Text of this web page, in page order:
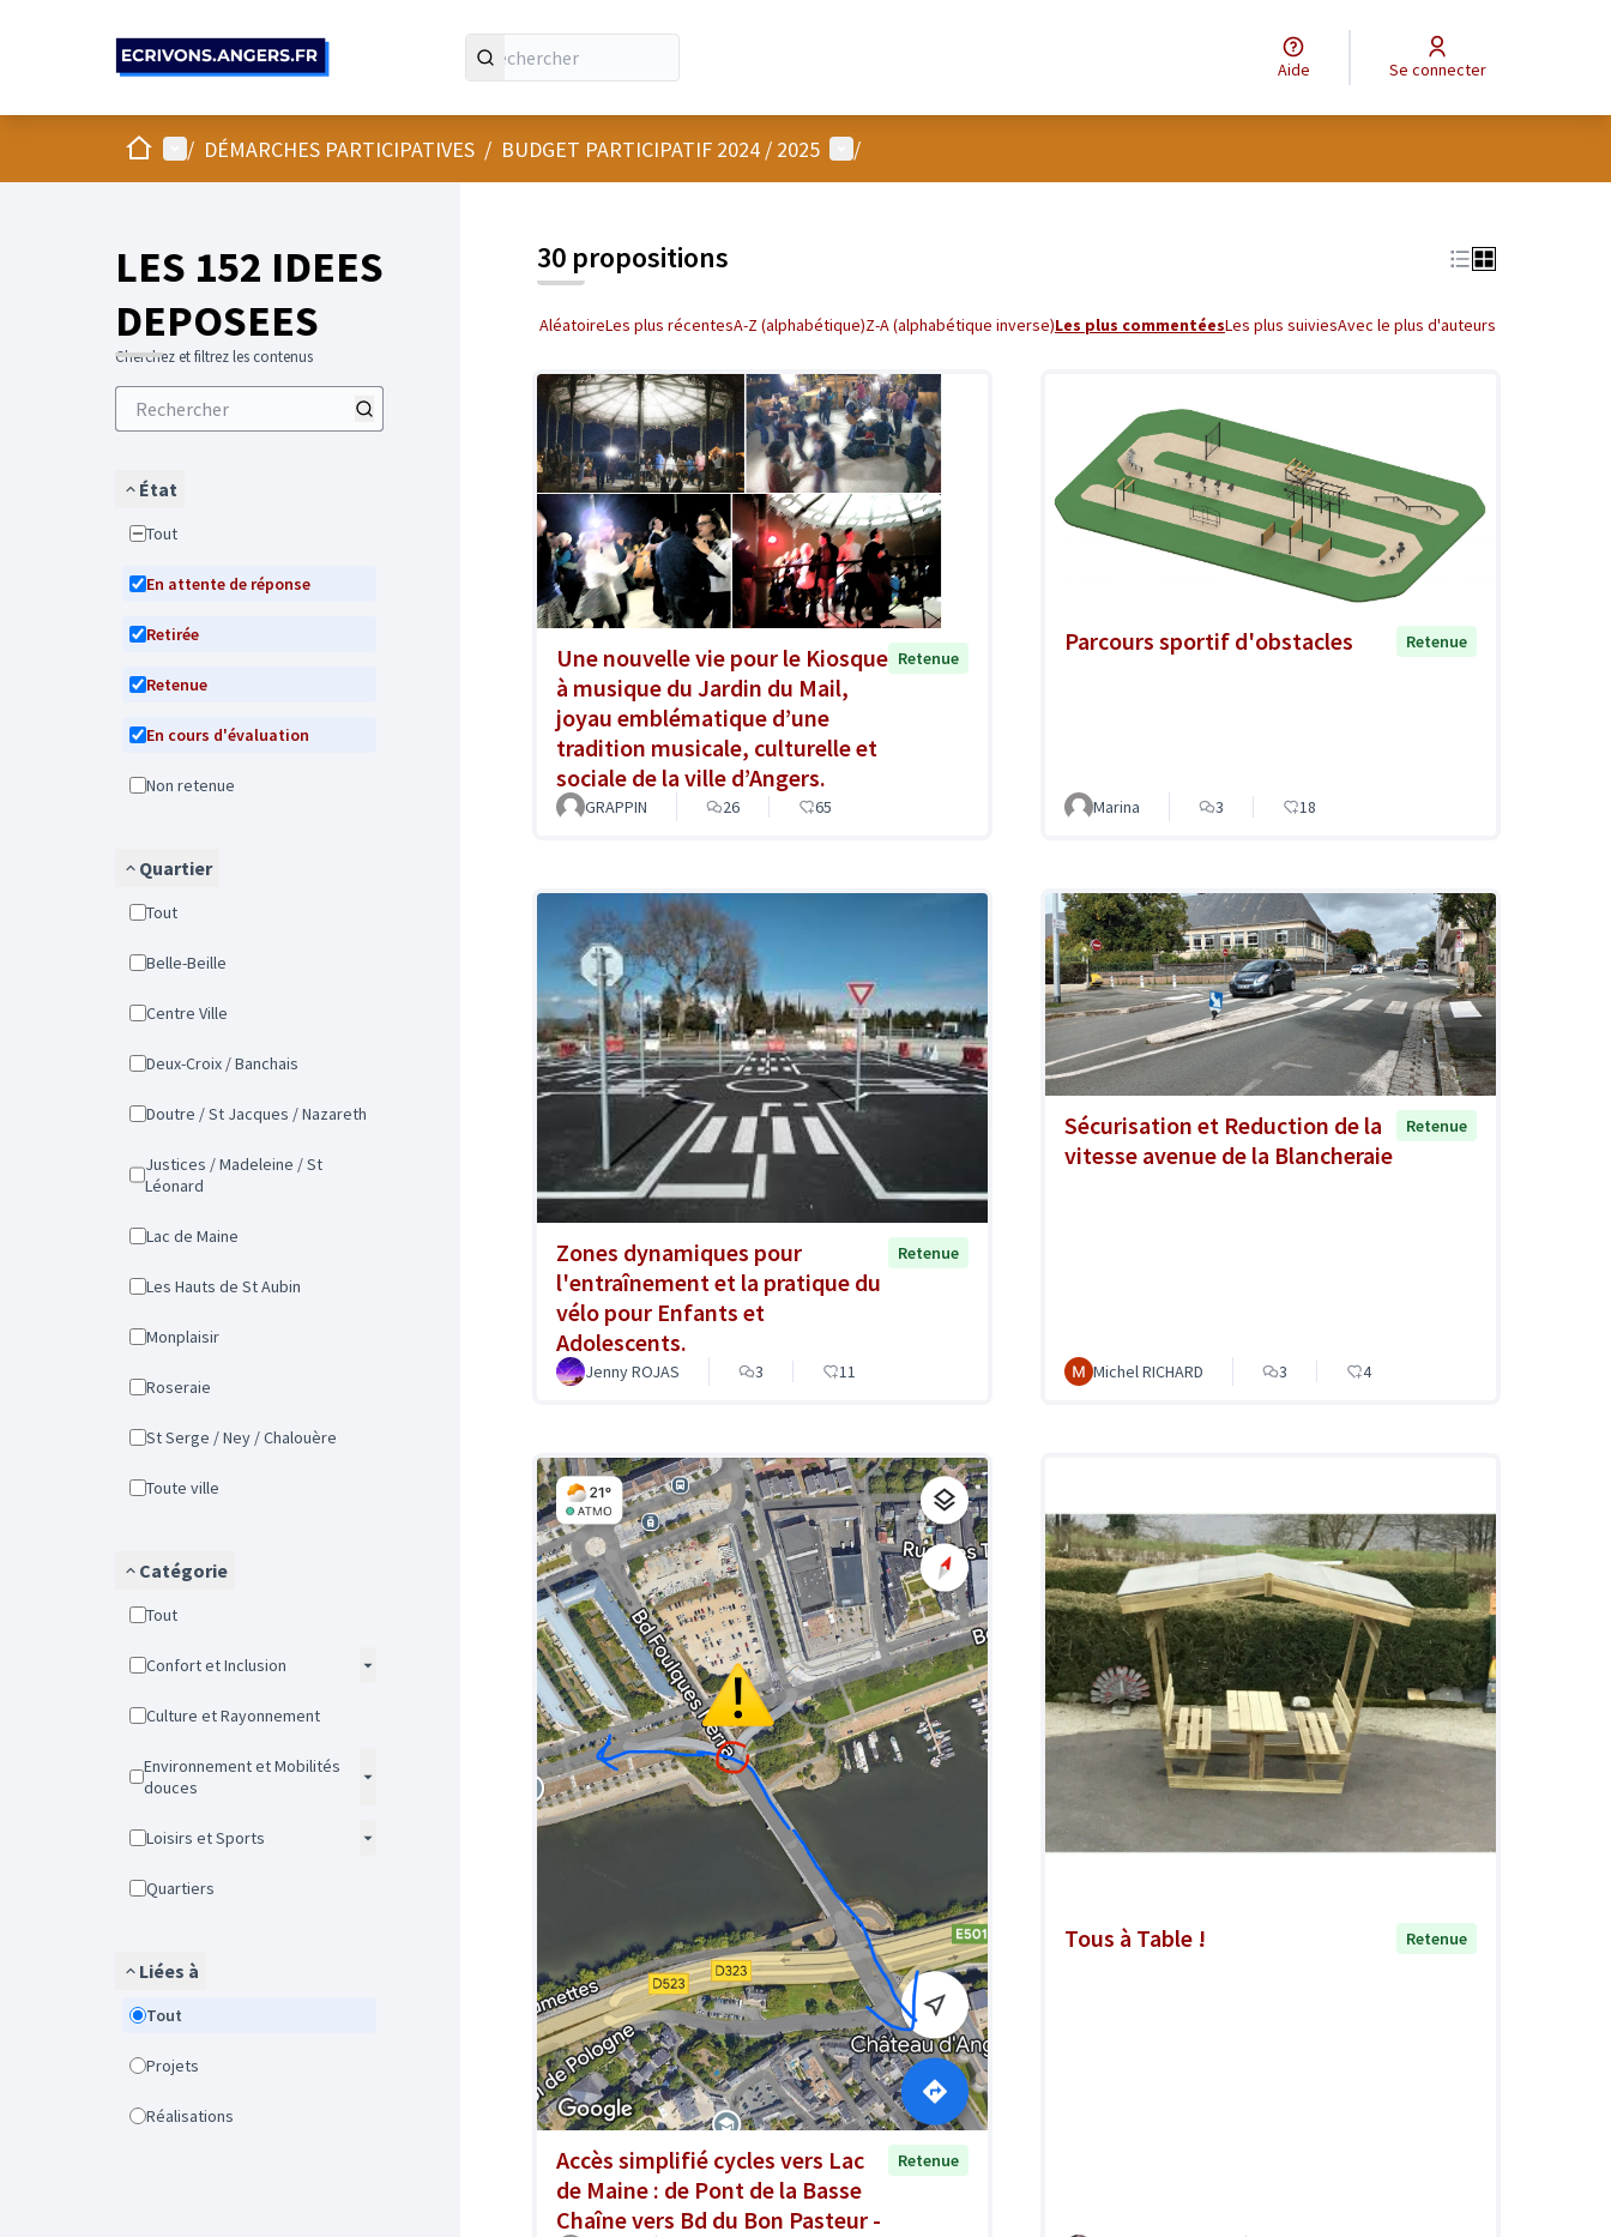
Aide Se connecter
AccueilMenu principal
/ DÉMARCHES PARTICIPATIVES / BUDGET PARTICIPATIF 2024 / 2025 Menu utilisateur
/
LES 152 IDEES
DEPOSEES
Cherchez et filtrez les contenus
État
Tout
En attente de réponse
Retirée
Retenue
En cours d'évaluation
Non retenue
Quartier
Tout
Belle-Beille
Centre Ville
Deux-Croix / Banchais
Doutre / St Jacques / Nazareth
Justices / Madeleine / St
Léonard
Lac de Maine
Les Hauts de St Aubin
Monplaisir
Roseraie
St Serge / Ney / Chalouère
Toute ville
Catégorie
Tout
Confort et Inclusion
Culture et Rayonnement
Environnement et Mobilités
douces
Loisirs et Sports
Quartiers
Liées à
Tout
Projets
Réalisations
30 propositions
AléatoireLes plus récentesA-Z (alphabétique)Z-A (alphabétique inverse)Les plus commentéesLes plus suiviesAvec le plus d'auteurs
Une nouvelle vie pour le Kiosque
à musique du Jardin du Mail,
joyau emblématique d’une
tradition musicale, culturelle et
sociale de la ville d’Angers.
Retenue
GRAPPIN 26 65
Parcours sportif d'obstacles Retenue
Marina 3 18
Zones dynamiques pour
l'entraînement et la pratique du
vélo pour Enfants et
Adolescents.
Retenue
Jenny ROJAS 3 11
Sécurisation et Reduction de la
vitesse avenue de la Blancheraie
Retenue
Michel RICHARD 3 4
Accès simplifié cycles vers Lac
de Maine : de Pont de la Basse
Chaîne vers Bd du Bon Pasteur -
Retenue
Tous à Table ! Retenue